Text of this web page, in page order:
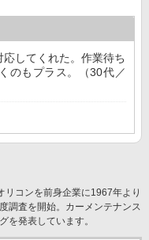
してくれた。作業待ち
のもプラス。（30代／
リコンを前身企業に1967年より
調査を開始。カーメンテナンス
を発表しています。